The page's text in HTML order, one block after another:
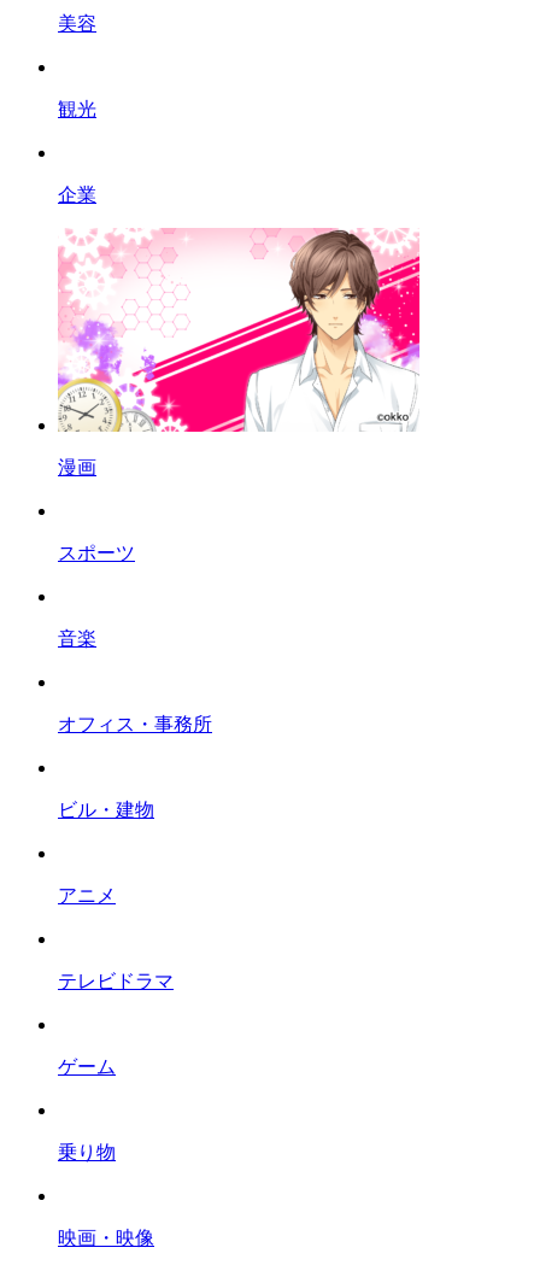
美容
観光
企業
漫画
スポーツ
音楽
オフィス・事務所
ビル・建物
アニメ
テレビドラマ
ゲーム
乗り物
映画・映像